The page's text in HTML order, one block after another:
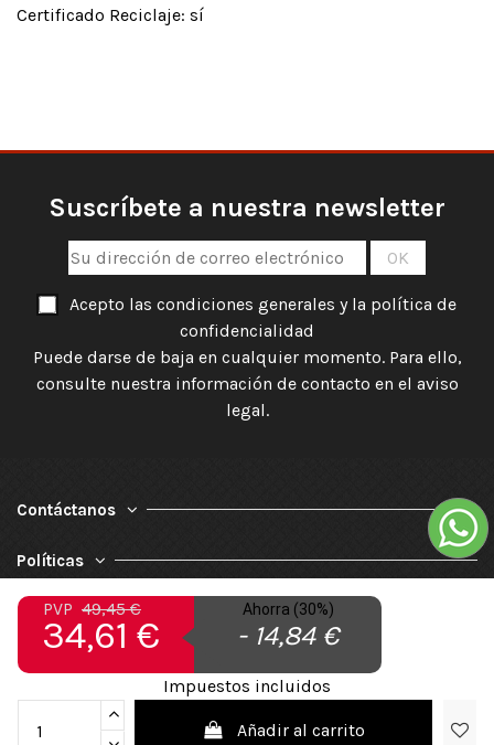
PVP 49,45 €
34,61 €
Ahorra (30%)
- 14,84 €
Impuestos incluidos
Añadir al carrito
Certificado Reciclaje: sí
Suscríbete a nuestra newsletter
Acepto las condiciones generales y la política de
confidencialidad
Puede darse de baja en cualquier momento. Para ello,
consulte nuestra información de contacto en el aviso
legal.
Contáctanos
Políticas
Nuestra Empresa